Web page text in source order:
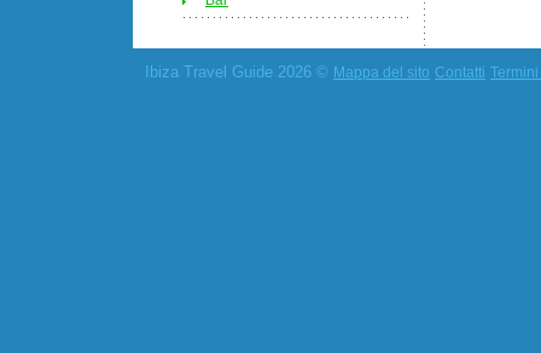
Ibiza Travel Guide 2026 © Mappa del sito Contatti